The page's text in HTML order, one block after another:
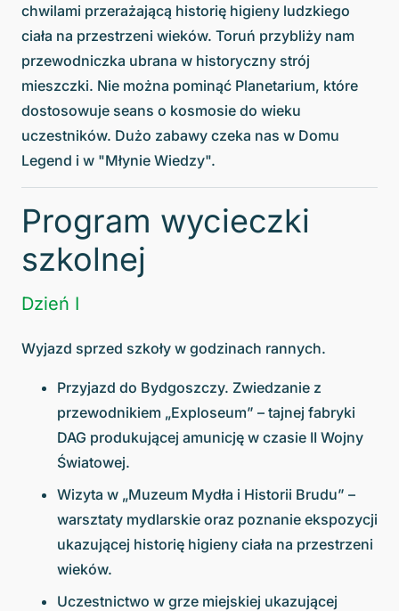
chwilami przerażającą historię higieny ludzkiego
ciała na przestrzeni wieków. Toruń przybliży nam
przewodniczka ubrana w historyczny strój
mieszczki. Nie można pominąć Planetarium, które
dostosowuje seans o kosmosie do wieku
uczestników. Dużo zabawy czeka nas w Domu
Legend i w "Młynie Wiedzy".
Program wycieczki
szkolnej
Dzień I
Wyjazd sprzed szkoły w godzinach rannych.
Przyjazd do Bydgoszczy. Zwiedzanie z
przewodnikiem „Exploseum” – tajnej fabryki
DAG produkującej amunicję w czasie II Wojny
Światowej.
Wizyta w „Muzeum Mydła i Historii Brudu” –
warsztaty mydlarskie oraz poznanie ekspozycji
ukazującej historię higieny ciała na przestrzeni
wieków.
Uczestnictwo w grze miejskiej ukazującej